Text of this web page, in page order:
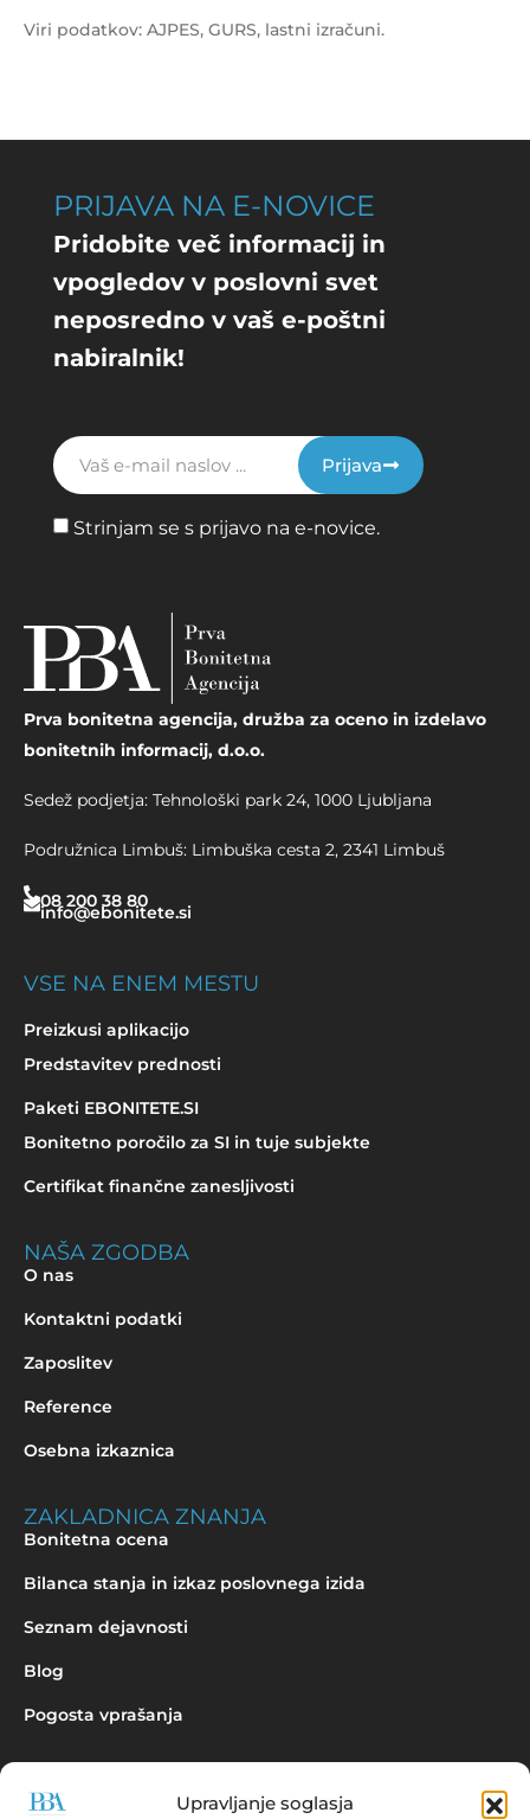
Upravljanje soglasja
Viri podatkov: AJPES, GURS, lastni izračuni.
PRIJAVA NA E-NOVICE
Pridobite več informacij in
vpogledov v poslovni svet
neposredno v vaš e-poštni
nabiralnik!
Strinjam se s prijavo na e-novice.
Prijava
Prva bonitetna agencija, družba za oceno in izdelavo
bonitetnih informacij, d.o.o.
Sedež podjetja: Tehnološki park 24, 1000 Ljubljana
Podružnica Limbuš: Limbuška cesta 2, 2341 Limbuš
08 200 38 80
info@ebonitete.si
VSE NA ENEM MESTU
Preizkusi aplikacijo
Predstavitev prednosti
Paketi EBONITETE.SI
Bonitetno poročilo za SI in tuje subjekte
Certifikat finančne zanesljivosti
NAŠA ZGODBA
O nas
Kontaktni podatki
Zaposlitev
Reference
Osebna izkaznica
ZAKLADNICA ZNANJA
Bonitetna ocena
Bilanca stanja in izkaz poslovnega izida
Seznam dejavnosti
Blog
Pogosta vprašanja
Povpraševanje